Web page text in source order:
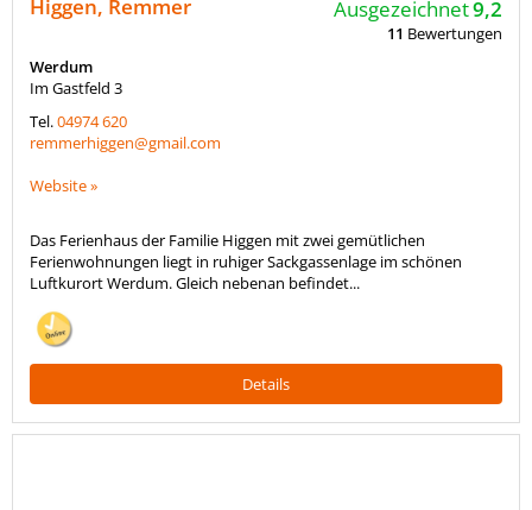
Higgen, Remmer Ausgezeichnet9,2
11 Bewertungen
Werdum
Im Gastfeld 3
Tel.04974 620
remmerhiggen@gmail.com
Website »
Das Ferienhaus der Familie Higgen mit zwei gemütlichen
Ferienwohnungen liegt in ruhiger Sackgassenlage im schönen
Luftkurort Werdum. Gleich nebenan befindet...
Details